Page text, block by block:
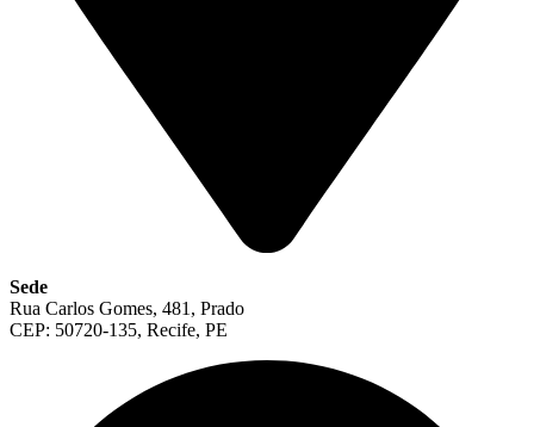
Sede
Rua Carlos Gomes, 481, Prado
CEP: 50720-135, Recife, PE